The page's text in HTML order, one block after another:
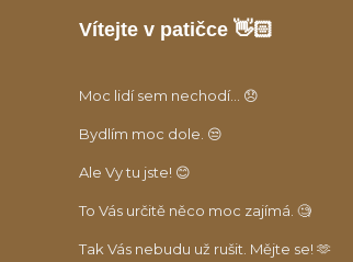
Vítejte v patičce 👋🏻
Moc lidí sem nechodí... 😞
Bydlím moc dole. 😒
Ale Vy tu jste! 😊
To Vás určitě něco moc zajímá. 🧐
Tak Vás nebudu už rušit. Mějte se! 🫶